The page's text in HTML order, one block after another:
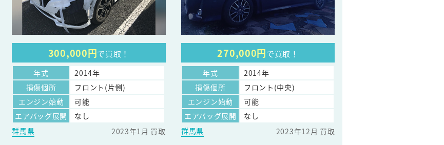
300,000円で買取！
年式
2014年
損傷個所
フロント(片側)
エンジン始動
可能
エアバッグ展開
なし
群馬県
2023年1月 買取
270,000円で買取！
年式
2014年
損傷個所
フロント(中央)
エンジン始動
可能
エアバッグ展開
なし
群馬県
2023年12月 買取